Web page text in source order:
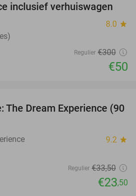
83%
inclusief verhuiswagen
8.0 star
Regulier €300
€50
30%
The Dream Experience (90
9.2 star
Regulier €33,50
€23,50